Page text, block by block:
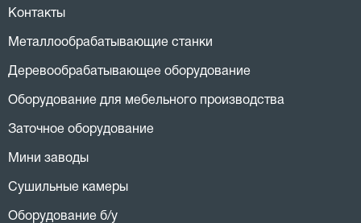
Контакты
Металлообрабатывающие станки
Деревообрабатывающее оборудование
Оборудование для мебельного производства
Заточное оборудование
Мини заводы
Сушильные камеры
Оборудование б/у